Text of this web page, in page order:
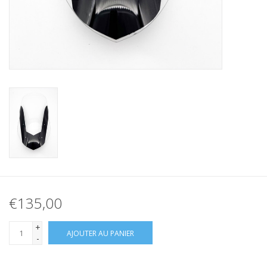
€135,00
+
-
AJOUTER AU PANIER